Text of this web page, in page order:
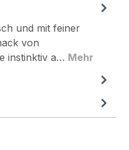
und mit feiner
von
instinktiv a… Mehr